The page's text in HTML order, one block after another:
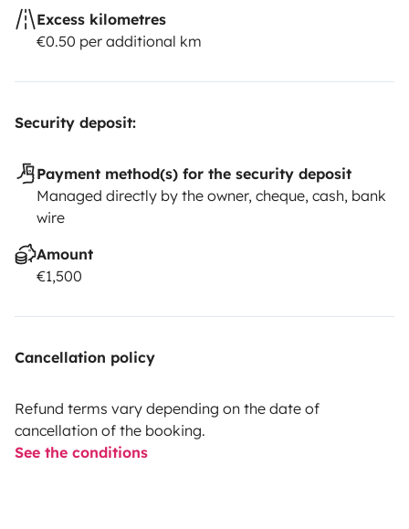
Excess kilometres
€0.50 per additional km
Security deposit:
Payment method(s) for the security deposit
Managed directly by the owner, cheque, cash, bank
wire
Amount
€1,500
Cancellation policy
Refund terms vary depending on the date of
cancellation of the booking.
See the conditions